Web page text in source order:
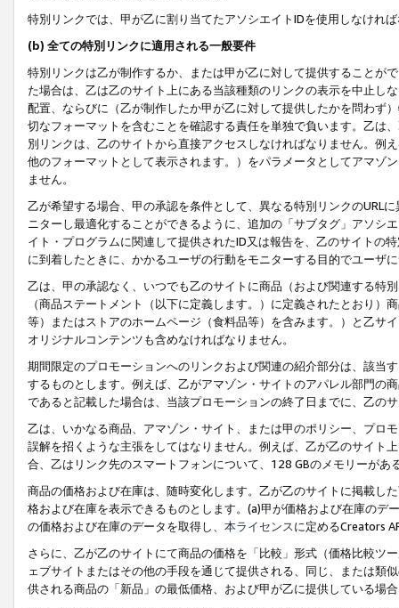
特別リンクでは、甲が乙に割り当てたアソシエイトIDを使用しなけれ
(b) 全ての特別リンクに適用される一般要件
特別リンクは乙が制作するか、または甲が乙に対して提供することが
た場合は、乙は乙のサイト上にある当該種類のリンクの表示を中止し
配置、ならびに（乙が制作したか甲が乙に対して提供したかを問わず
切なフォーマットを含むことを確認する責任を単独で負います。乙は
別リンクは、乙のサイトから直接アクセスしなければなりません。例
他のフォーマットとして表示されます。）をパラメータとしてアマゾ
ません。
乙が希望する場合、甲の承認を条件として、異なる特別リンクのURL
ニターし最適化することができるように、追加の「サブタグ」アソシ
イト・プログラムに関連して提供されたID又は報告を、乙のサイトの
に到着したときに、かかるユーザの行動をモニターする目的でユーザ
乙は、甲の承認なく、いつでも乙のサイトに商品（および関連する特
（商品ステートメント（以下に定義します。）に定義されたとおり
等）またはストアのホームページ（食料品等）を含みます。）と乙サ
オリジナルコンテンツも含めなければなりません。
期間限定のプロモーションへのリンクおよび関連の紹介部分は、該当
するものとします。例えば、乙がアマゾン・サイトのアパレル部門の
であると記載した場合は、当該プロモーションの終了日までに、乙の
乙は、いかなる商品、アマゾン・サイト、または甲のポリシー、プロ
誤解を招くような主張をしてはなりません。例えば、乙が乙のサイト
合、乙はリンク先のスマートフォンについて、128 GBのメモリーがあ
商品の価格および在庫は、随時変化します。乙が乙のサイトに掲載し
格および在庫を表示できるものとします。(a)甲が価格および在庫の
の価格および在庫のデータを取得し、 本ライセンスに定めるCreators
さらに、乙が乙のサイトにて商品の価格を「比較」形式（価格比較ツ
ェブサイトまたはその他の手段を通じて提供される、同じ、または類
供される商品の「新品」の最低価格、および甲が乙に提供している場